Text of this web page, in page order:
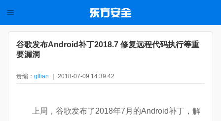
谷歌发布Android补丁2018.7 修复远程代码执行等重
要漏洞
责编： gltian ｜ 2018-07-09 14:39:42
上周，谷歌发布了2018年7月的Android补丁，解